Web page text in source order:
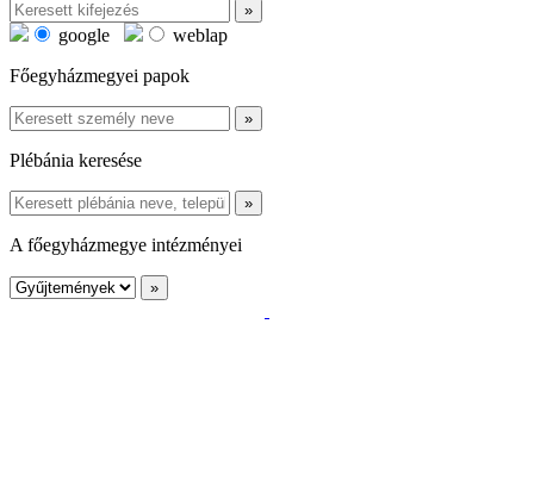
google
weblap
Főegyházmegyei papok
Plébánia keresése
A főegyházmegye intézményei